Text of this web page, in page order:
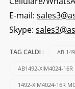
E-mail:
Skype:
TAG CALDI : AB
AB1492-XIM4024-16R
1492-XIM4024-16R